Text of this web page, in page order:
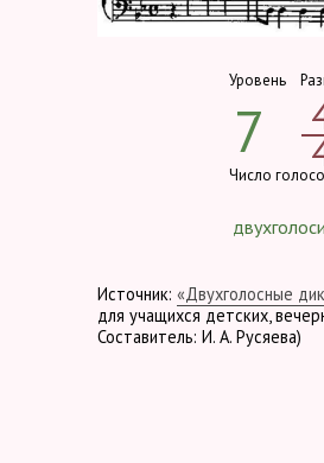
Уровень
7
Число
Источник: «Двухголосные
для учащихся детских,
Составитель: И. А. Русяева)